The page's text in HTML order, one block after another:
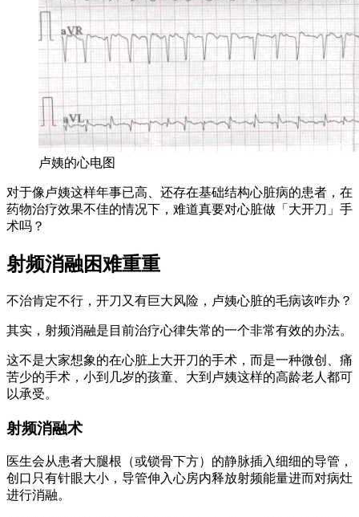
卢姨的心电图
对于像卢姨这样年事已高、还存在基础结构心脏病的患者，在
药物治疗效果不佳的情况下，难道真要对心脏做「大开刀」手
术吗？
射频消融困难重重
不治肯定不行，开刀又有巨大风险，卢姨心脏的毛病该咋办？
其实，射频消融是目前治疗心律失常的一个非常有效的办法。
这不是大家想象的在心脏上大开刀的手术，而是一种微创、痛
苦少的手术，小到几岁的孩童、大到卢姨这样的高龄老人都可
以承受。
射频消融术
医生会从患者大腿根（或锁骨下方）的静脉插入细细的导管，
创口只有针眼大小，导管伸入心房内释放射频能量进而对病灶
进行消融。